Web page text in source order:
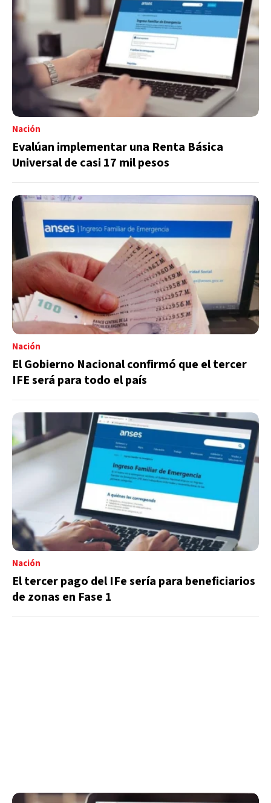
Nación
Evalúan implementar una Renta Básica
Universal de casi 17 mil pesos
Nación
El Gobierno Nacional confirmó que el tercer
IFE será para todo el país
Nación
El tercer pago del IFe sería para beneficiarios
de zonas en Fase 1